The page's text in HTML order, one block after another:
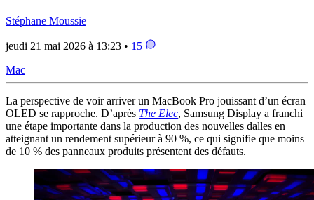
Stéphane Moussie
jeudi 21 mai 2026 à 13:23 • 15
Mac
La perspective de voir arriver un MacBook Pro jouissant d’un écran
OLED se rapproche. D’après The Elec, Samsung Display a franchi
une étape importante dans la production des nouvelles dalles en
atteignant un rendement supérieur à 90 %, ce qui signifie que moins
de 10 % des panneaux produits présentent des défauts.